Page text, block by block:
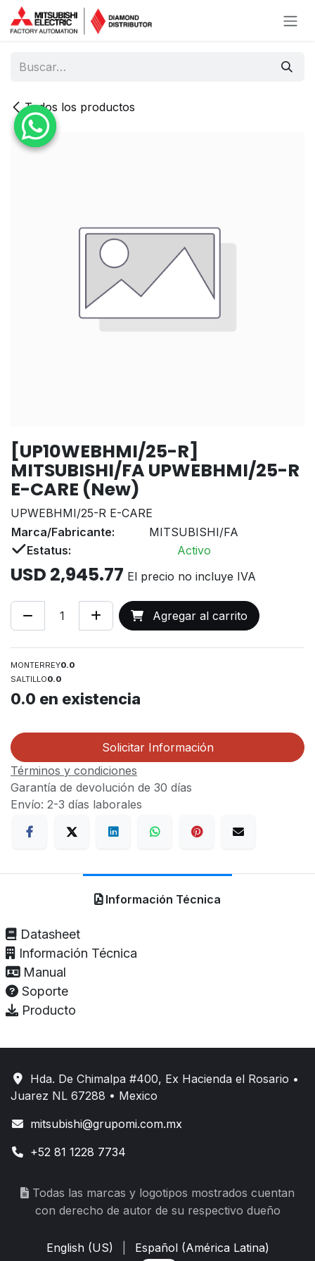
Ir al contenido
Todos los productos
[UP10WEBHMI/25-R]
MITSUBISHI/FA UPWEBHMI/25-R
E-CARE (New)
UPWEBHMI/25-R E-CARE
Marca/Fabricante:
MITSUBISHI/FA
Estatus:
Activo
USD 2,945.77 El precio no incluye IVA
Agregar al carrito
MONTERREY0.0
SALTILLO0.0
0.0 en existencia
Solicitar Información
Términos y condiciones
Garantía de devolución de 30 días
Envío: 2-3 días laborales
Información Técnica
Datasheet
Información Técnica
Manual
Soporte
Producto
Hda. De Chimalpa #400, Ex Hacienda el Rosario •
Juarez NL 67288 • Mexico
mitsubishi@grupomi.com.mx
+52 81 1228 7734
Todas las marcas y logotipos mostrados cuentan
con derecho de autor de su respectivo dueño
English (US)
Español (América Latina)